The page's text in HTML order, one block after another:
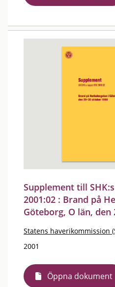
Supplement till
2001:02 : Brand på
Göteborg, O län, den
Statens haverikommission
2001
Öppna dokument